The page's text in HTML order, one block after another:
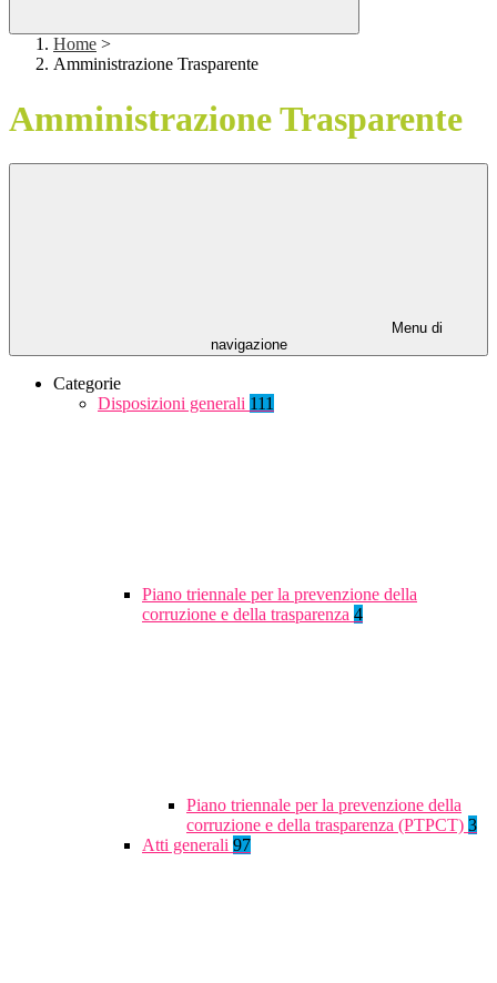
Home >
Amministrazione Trasparente
Amministrazione Trasparente
Menu di
navigazione
Categorie
Disposizioni generali 111
Piano triennale per la prevenzione della
corruzione e della trasparenza 4
Piano triennale per la prevenzione della
corruzione e della trasparenza (PTPCT) 3
Atti generali 97